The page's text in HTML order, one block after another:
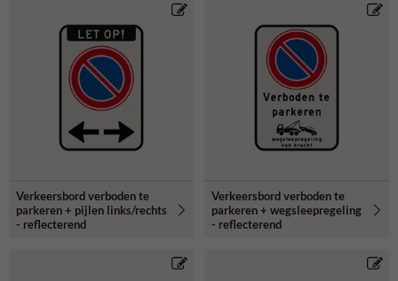
Verkeersbord verboden te
parkeren + pijlen links/rechts
- reflecterend
Verkeersbord verboden te
parkeren + wegsleepregeling
- reflecterend